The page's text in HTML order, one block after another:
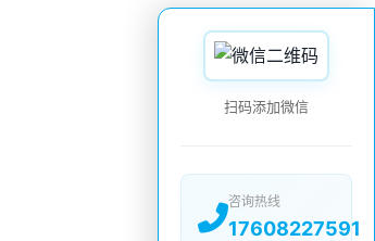
扫码添加微信
咨询热线
17608227591